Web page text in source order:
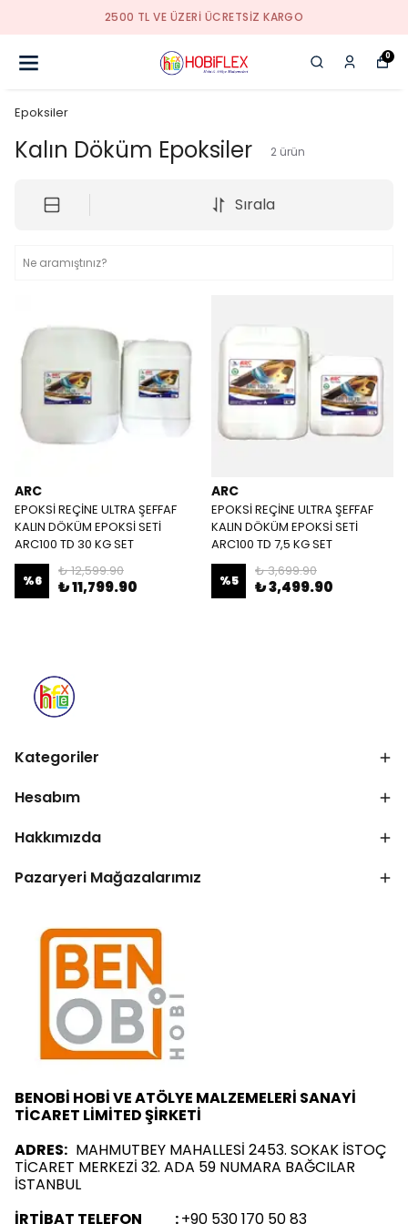
2500 TL VE ÜZERI ÜCRETSIZ KARGO
0
Epoksiler
Kalın Döküm Epoksiler 2 ürün
Sırala
ARC
EPOKSİ REÇİNE ULTRA ŞEFFAF
KALIN DÖKÜM EPOKSİ SETİ
ARC100 TD 30 KG SET
%6
₺ 12,599.90
₺ 11,799.90
ARC
EPOKSİ REÇİNE ULTRA ŞEFFAF
KALIN DÖKÜM EPOKSİ SETİ
ARC100 TD 7,5 KG SET
%5
₺ 3,699.90
₺ 3,499.90
Kategoriler
Hesabım
Hakkımızda
Pazaryeri Mağazalarımız
BENOBİ HOBİ VE ATÖLYE MALZEMELERİ SANAYİ
TİCARET LİMİTED ŞİRKETİ
ADRES: MAHMUTBEY MAHALLESİ 2453. SOKAK İSTOÇ
TİCARET MERKEZİ 32. ADA 59 NUMARA BAĞCILAR
İSTANBUL
İRTİBAT TELEFON :+90 530 170 50 83